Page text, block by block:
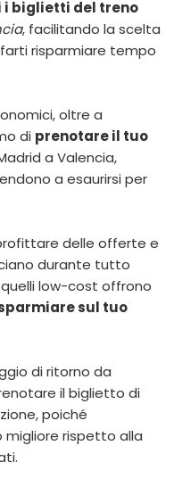
biglietti del treno
, facilitando la scelta
risparmiare tempo
, oltre a
di prenotare il tuo
a Valencia,
a esaurirsi per
delle offerte e
durante tutto
low-cost offrono
sul tuo
di ritorno da
il biglietto di
poiché
rispetto alla